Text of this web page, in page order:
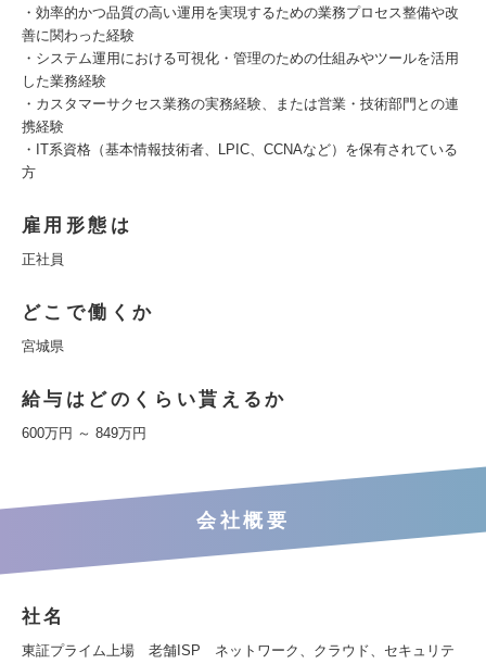
・効率的かつ品質の高い運用を実現するための業務プロセス整備や改
善に関わった経験
・システム運用における可視化・管理のための仕組みやツールを活用
した業務経験
・カスタマーサクセス業務の実務経験、または営業・技術部門との連
携経験
・IT系資格（基本情報技術者、LPIC、CCNAなど）を保有されている
方
雇用形態は
正社員
どこで働くか
宮城県
給与はどのくらい貰えるか
600万円 ～ 849万円
会社概要
社名
東証プライム上場 老舗ISP ネットワーク、クラウド、セキュリテ